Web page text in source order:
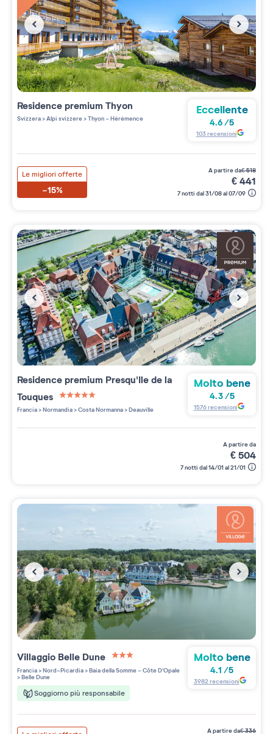
Residence premium Thyon
Svizzera>Alpi svizzere>Thyon - Hérémence
Eccellente
4.6/5
103recensioni
Le migliori offerte
-15%
a partire da€518
€441
7 notti dal 31/08 al 07/09
Residence premium Presqu'Ile de la
Touques
5 étoiles sur 5
Francia>Normandia>Costa Normanna>Deauville
Molto bene
4.3/5
1576recensioni
a partire da
€504
7 notti dal 14/01 al 21/01
Villaggio Belle Dune
3 étoiles sur 5
Francia>Nord-Picardia>Baia della Somme - Côte D'Opale
>Belle Dune
Soggiorno più responsabile
Molto bene
4.1 /5
3982 recensioni
a partire da€336